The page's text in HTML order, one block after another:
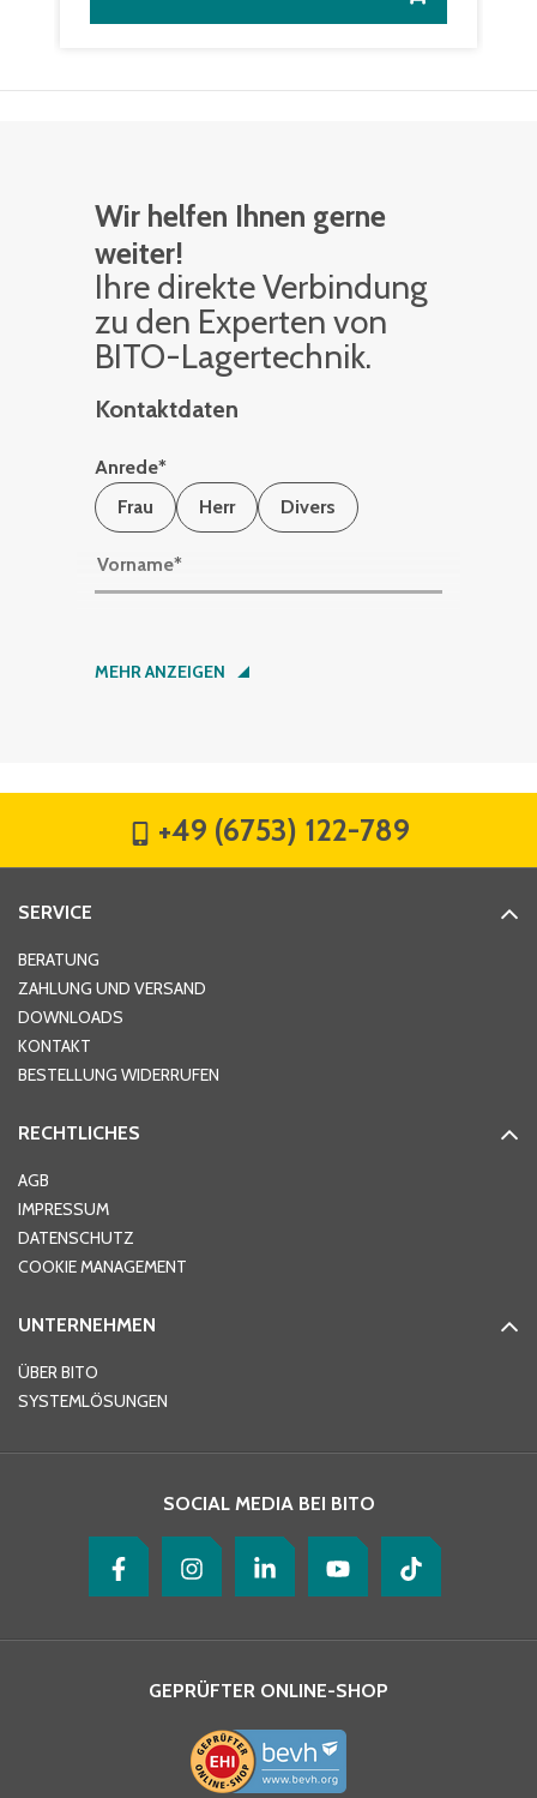
Wir helfen Ihnen gerne
weiter!
Ihre di­rek­te Ver­bin­dung
zu den Ex­per­ten von
BITO-La­ger­tech­nik.
Kontaktdaten
Anrede*
Frau
Herr Divers
Vorname*
Nachname*
Hausnummer
Ort*
Telefon
MEHR ANZEIGEN
+49 (6753) 122-789
SERVICE
BERATUNG
ZAHLUNG UND VERSAND
DOWNLOADS
KONTAKT
BESTELLUNG WIDERRUFEN
RECHTLICHES
AGB
IMPRESSUM
DATENSCHUTZ
COOKIE MANAGEMENT
UNTERNEHMEN
ÜBER BITO
SYSTEMLÖSUNGEN
SOCIAL MEDIA BEI BITO
GEPRÜFTER ONLINE-SHOP